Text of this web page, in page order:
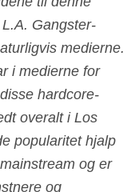
Gangster-
medierne.
i medierne for
hardcore-
overalt i Los
popularitet hjalp
og er
og